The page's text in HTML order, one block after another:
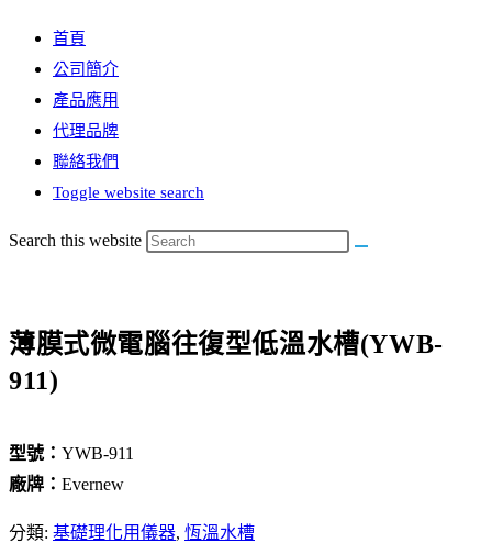
首頁
公司簡介
產品應用
代理品牌
聯絡我們
Toggle website search
Search this website
薄膜式微電腦往復型低溫水槽(YWB-
911)
型號： YWB-911
廠牌： Evernew
分類: 基礎理化用儀器, 恆溫水槽